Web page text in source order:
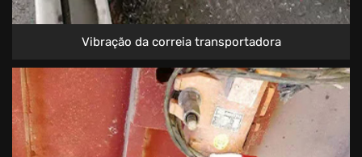
Vibração da correia transportadora